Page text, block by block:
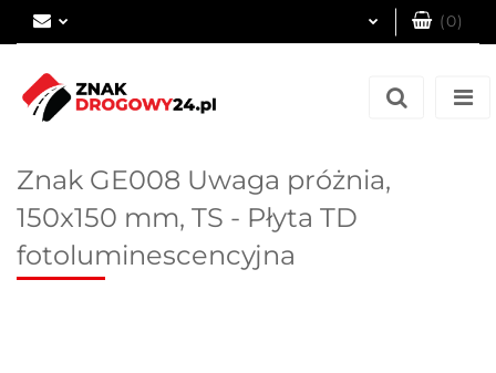
(0)
Znak GE008 Uwaga próżnia,
150x150 mm, TS - Płyta TD
fotoluminescencyjna